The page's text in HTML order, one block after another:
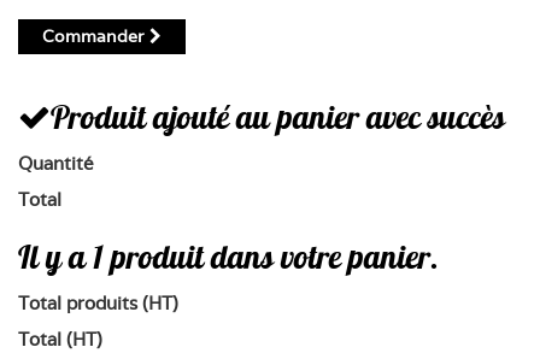
Commander
Produit ajouté au panier avec succès
Quantité
Total
Il y a 1 produit dans votre panier.
Total produits (HT)
Total (HT)